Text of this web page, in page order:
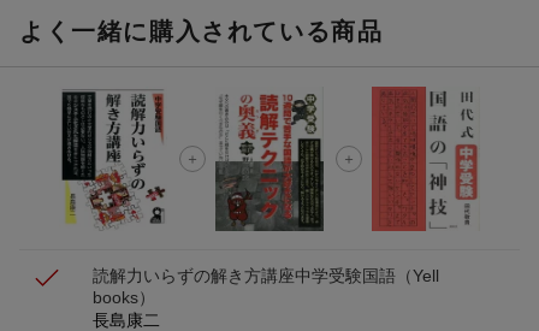
ト山分け
エントリー＆3,000円以上購入で無料データSIM（3GB/月プ
ラン）が当たる！
楽天モバイル紹介キャンペーンの拡散で300円OFFクーポン
進呈
よく一緒に購入されている商品
読解力いらずの解き方講座中学受験国語 （Yell
books）
長島康二